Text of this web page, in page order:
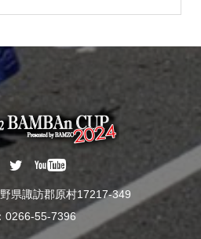
県諏訪郡原村17217-349
0266-55-7396